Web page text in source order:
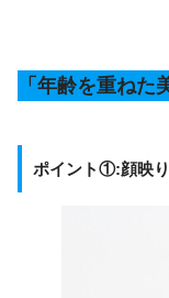
「年齢を重ね
ポイント①:顔映